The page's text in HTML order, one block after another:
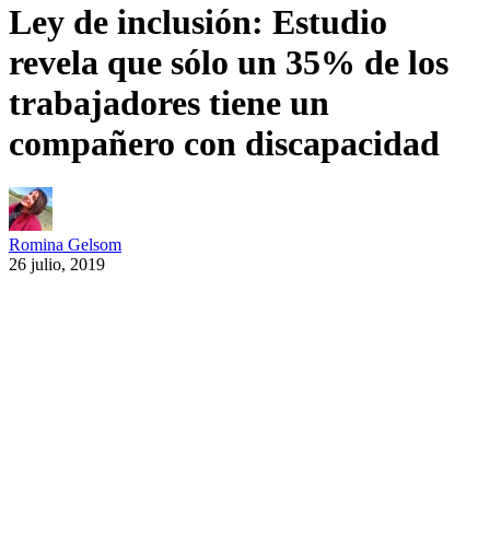
Ley de inclusión: Estudio
revela que sólo un 35% de los
trabajadores tiene un
compañero con discapacidad
Romina Gelsom
26 julio, 2019